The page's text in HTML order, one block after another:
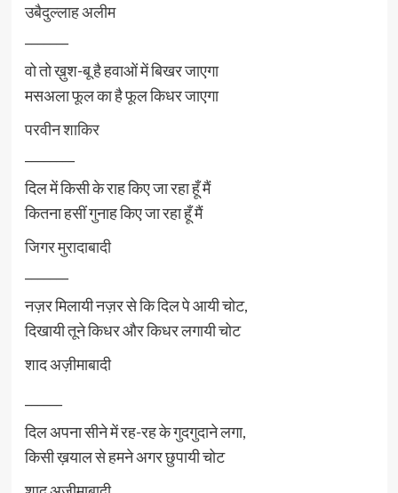
उबैदुल्लाह अलीम
वो तो ख़ुश-बू है हवाओं में बिखर जाएगा
मसअला फूल का है फूल किधर जाएगा
परवीन शाकिर
दिल में किसी के राह किए जा रहा हूँ मैं
कितना हसीं गुनाह किए जा रहा हूँ मैं
जिगर मुरादाबादी
नज़र मिलायी नज़र से कि दिल पे आयी चोट,
दिखायी तूने किधर और किधर लगायी चोट
शाद अज़ीमाबादी
दिल अपना सीने में रह-रह के गुदगुदाने लगा,
किसी ख़याल से हमने अगर छुपायी चोट